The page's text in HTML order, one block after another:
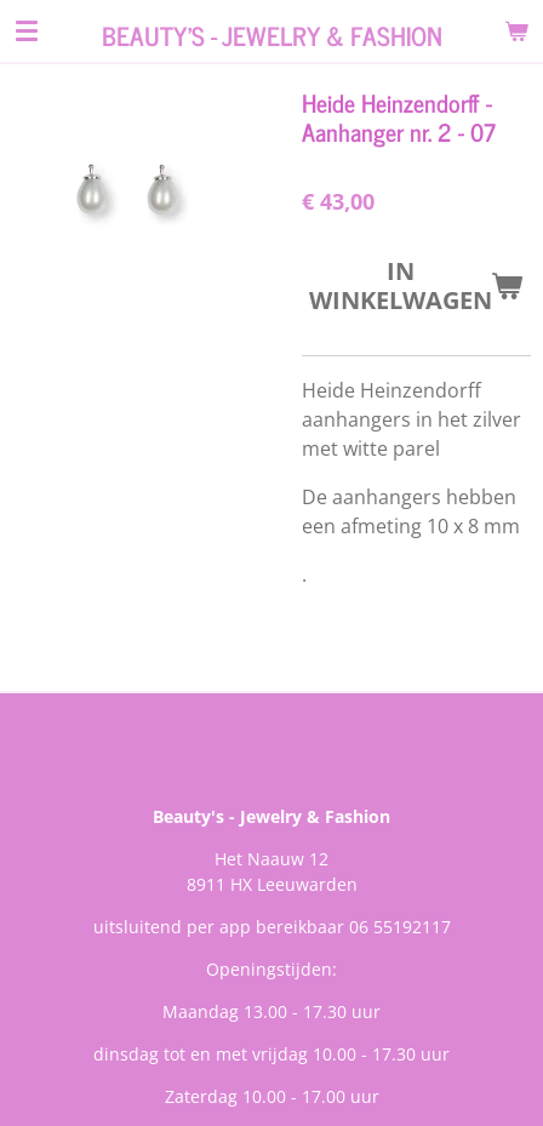
Ga
BEAUTY'S - JEWELRY & FASHION
Heide Heinzendorff -
Aanhanger nr. 2 - 07
€ 43,00
IN
WINKELWAGEN
Heide Heinzendorff
aanhangers in het zilver
met witte parel
De aanhangers hebben
een afmeting 10 x 8 mm
.
Beauty's - Jewelry & Fashion
Het Naauw 12
8911 HX Leeuwarden
uitsluitend per app bereikbaar 06 55192117
Openingstijden:
Maandag 13.00 - 17.30 uur
dinsdag tot en met vrijdag 10.00 - 17.30 uur
Zaterdag 10.00 - 17.00 uur